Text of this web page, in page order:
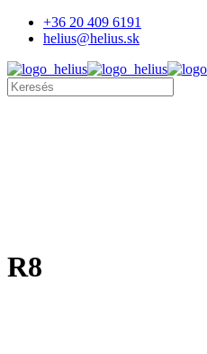
+36 20 409 6191
helius@helius.sk
R8